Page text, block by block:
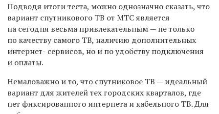
Подводя итоги теста, можно однозначно сказать, что
вариант спутникового ТВ от МТС является
на сегодня весьма привлекательным — не только
по качеству самого ТВ, наличию дополнительных
интернет- сервисов, но и по удобству подключения
и оплаты.
Немаловажно и то, что спутниковое ТВ — идеальный
вариант для жителей тех городских кварталов, где
нет фиксированного интернета и кабельного ТВ.Для